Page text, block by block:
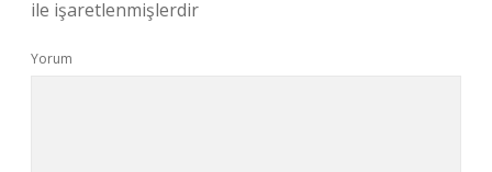
ile işaretlenmişlerdir
Yorum